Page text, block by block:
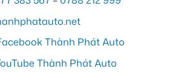
Thành Phát Auto
Thành Phát Auto